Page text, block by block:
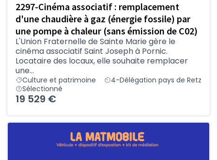
2297-Cinéma associatif : remplacement
d'une chaudière à gaz (énergie fossile) par
une pompe à chaleur (sans émission de C02)
L'Union Fraternelle de Sainte Marie gère le
cinéma associatif Saint Joseph à Pornic.
Locataire des locaux, elle souhaite remplacer
une...
Culture et patrimoine
4-Délégation pays de Retz
Sélectionné
19 529 €